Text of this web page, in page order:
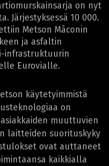
on nyt
Järjestyksessä 10 000.
Metson Mâconin
ja asfaltin
infrastruktuurin
Eurovialle.
käytetyimmistä
on
muuttuvien
laitteiden suorituskyky
ovat auttaneet
kaikkialla